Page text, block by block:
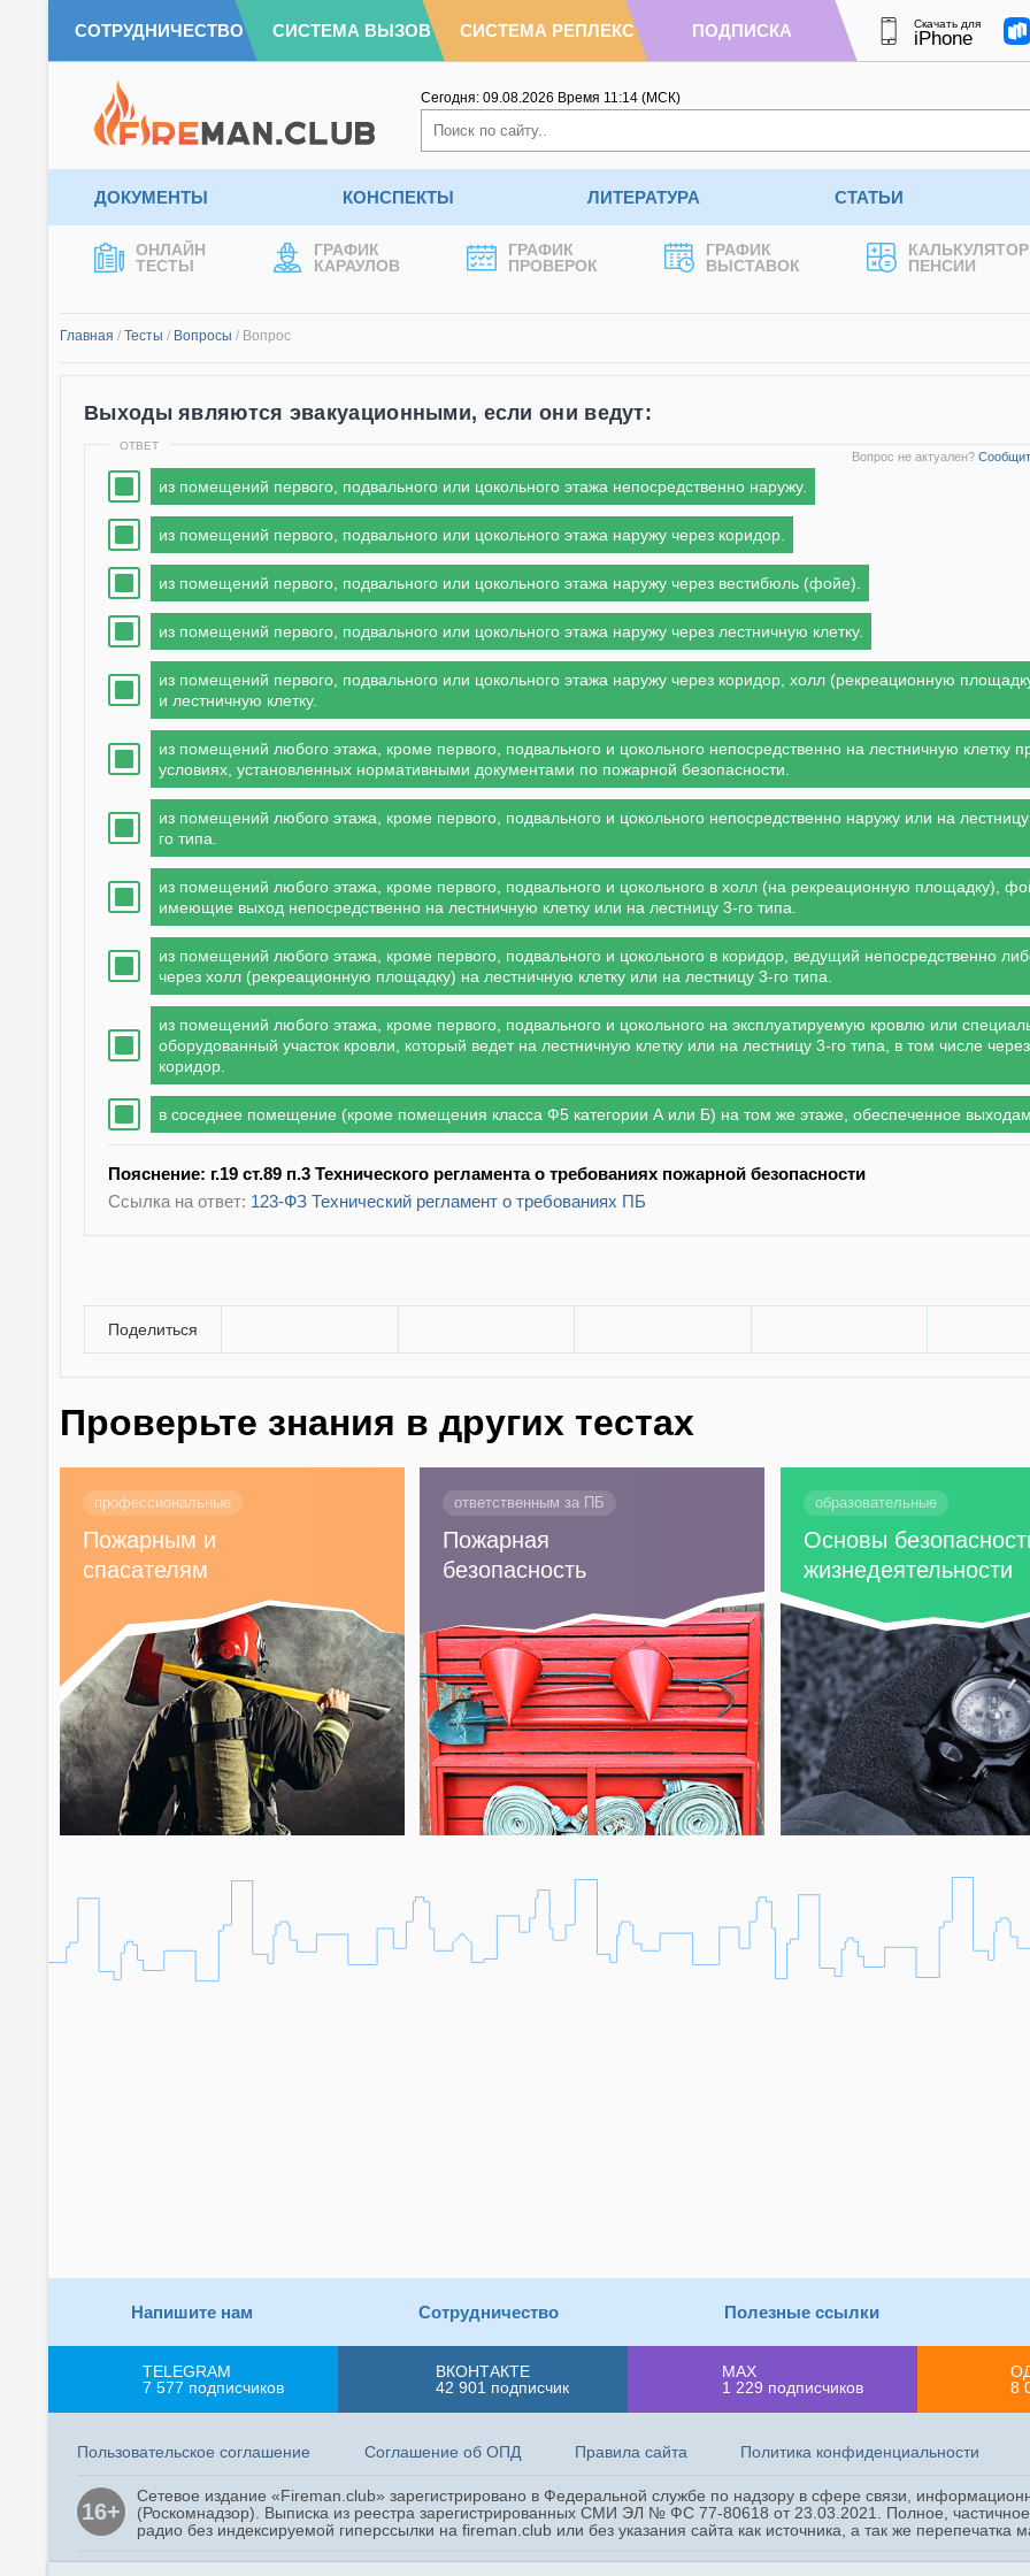
СОТРУДНИЧЕСТВО СИСТЕМА ВЫЗОВ СИСТЕМА РЕПЛЕКС ПОДПИСКА Скачать для
iPhone
Сегодня: 09.08.2026 Время 11:14 (МСК)
ДОКУМЕНТЫ КОНСПЕКТЫ ЛИТЕРАТУРА СТАТЬИ
ОНЛАЙН
ТЕСТЫ
ГРАФИК
КАРАУЛОВ
ГРАФИК
ПРОВЕРОК
ГРАФИК
ВЫСТАВОК
КАЛЬКУЛЯТОР
ПЕНСИИ
Главная / Тесты / Вопросы / Вопрос
Выходы являются эвакуационными, если они ведут:
ОТВЕТ
Вопрос не актуален?
из помещений первого, подвального или цокольного этажа непосредственно наружу.
из помещений первого, подвального или цокольного этажа наружу через коридор.
из помещений первого, подвального или цокольного этажа наружу через вестибюль (фойе).
из помещений первого, подвального или цокольного этажа наружу через лестничную клетку.
из помещений первого, подвального или цокольного этажа наружу через коридор, холл (рекреационную
и лестничную клетку.
из помещений любого этажа, кроме первого, подвального и цокольного непосредственно на лестничную клетку
условиях, установленных нормативными документами по пожарной безопасности.
из помещений любого этажа, кроме первого, подвального и цокольного непосредственно наружу или на
го типа.
из помещений любого этажа, кроме первого, подвального и цокольного в холл (на рекреационную площадку),
имеющие выход непосредственно на лестничную клетку или на лестницу 3-го типа.
из помещений любого этажа, кроме первого, подвального и цокольного в коридор, ведущий непосредственно
через холл (рекреационную площадку) на лестничную клетку или на лестницу 3-го типа.
из помещений любого этажа, кроме первого, подвального и цокольного на эксплуатируемую кровлю или
оборудованный участок кровли, который ведет на лестничную клетку или на лестницу 3-го типа, в том числе через
коридор.
в соседнее помещение (кроме помещения класса Ф5 категории А или Б) на том же этаже, обеспеченное
Пояснение: г.19 ст.89 п.3 Технического регламента о требованиях пожарной безопасности
Ссылка на ответ: 123-ФЗ Технический регламент о требованиях ПБ
Поделиться
Проверьте знания в других тестах
профессиональные
Пожарным и
спасателям
ответственным за ПБ
Пожарная
безопасность
образовательные
Основы
жизнедеятельности
Напишите нам Сотрудничество Полезные ссылки
TELEGRAM
7 577 подписчиков
ВКОНТАКТЕ
42 901 подписчик
MAX
1 229 подписчиков
8
Пользовательское соглашение Соглашение об ОПД Правила сайта Политика конфиденциальности
16+
Сетевое издание «Fireman.club» зарегистрировано в Федеральной службе по надзору в сфере связи,
(Роскомнадзор). Выписка из реестра зарегистрированных СМИ ЭЛ № ФС 77-80618 от 23.03.2021. Полное,
радио без индексируемой гиперссылки на fireman.club или без указания сайта как источника, а так же перепечатка
На сайте «Fireman.club» используются файлы cookie для повышения удобства пользователей и обеспечения